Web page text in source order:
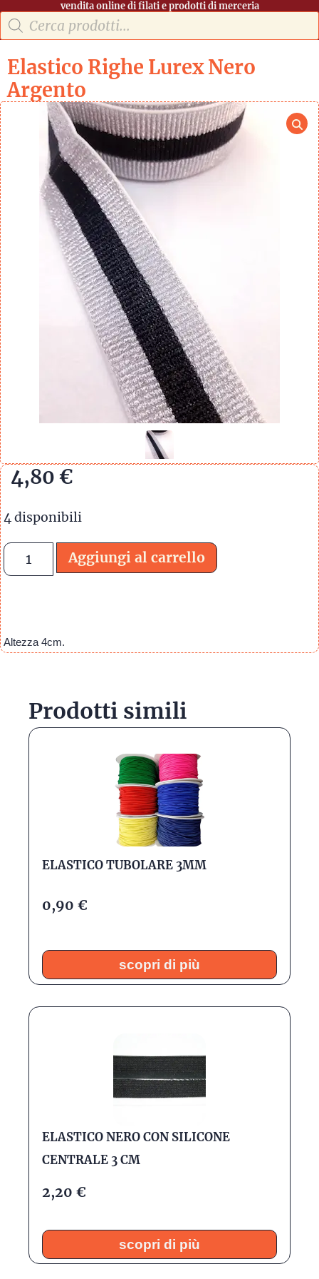
vendita online di filati e prodotti di merceria
Elastico Righe Lurex Nero
Argento
Altezza 4cm.
4,80€
4 disponibili
Aggiungi al carrello
Prodotti simili
ELASTICO TUBOLARE 3MM
0,90€
scopri di più
ELASTICO NERO CON SILICONE
CENTRALE 3 CM
2,20€
scopri di più